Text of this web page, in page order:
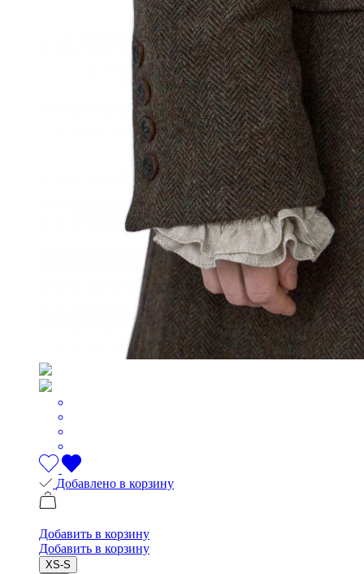
Добавлено в корзину
Добавить в корзину
Добавить в корзину
XS-S